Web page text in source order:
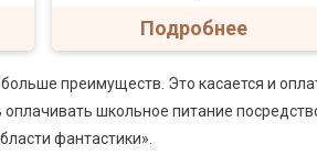
Подробнее
преимуществ. Это касается и
школьное питание
фантастики».